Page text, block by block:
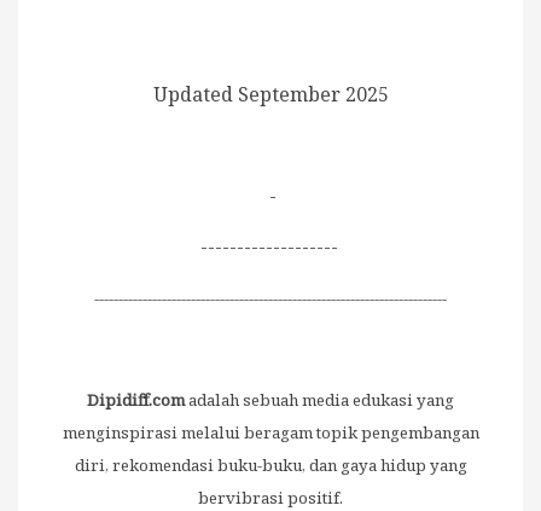
Updated September 2025
-
-------------------
-------------------------------------------------------------------------
Dipidiff.comadalah sebuah media edukasi yang
menginspirasi melalui beragam topik pengembangan
diri, rekomendasi buku-buku, dan gaya hidup yang
bervibrasi positif.